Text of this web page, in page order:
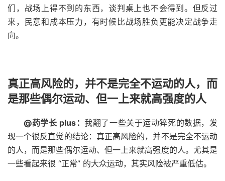
们，战场上得不到的东西，谈判桌上也不会得到。但反过
来，民意和成本压力，有时候比战场胜负更能决定战争走
向。
真正高风险的，并不是完全不运动的人，而
是那些偶尔运动、但一上来就高强度的人
@药学长 plus：我翻了一些关于运动猝死的数据，发
现一个很反直觉的结论：真正高风险的，并不是完全不运动
的人，而是那些偶尔运动、但一上来就高强度的人。尤其是
一些看起来很 “正常” 的大众运动，其实风险被严重低估。